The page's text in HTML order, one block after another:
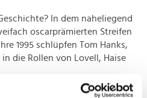
In dem naheliegend
oscarprämierten Streifen
1995 schlüpfen Tom Hanks,
die Rollen von Lovell, Haise